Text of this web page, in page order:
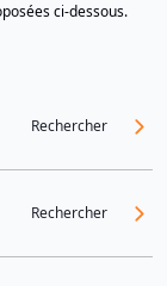
ci-dessous.
Rechercher
Rechercher